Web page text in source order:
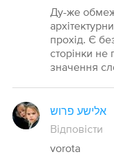
Ду-же
прохід. Є
сторінки не
значення
אלישע פרוש
Відповісти
vorota